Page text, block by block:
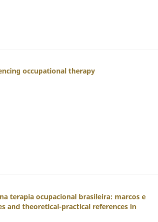
occupational therapy
terapia ocupacional brasileira: marcos e
and theoretical-practical references in